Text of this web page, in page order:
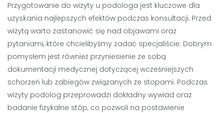
Przygotowanie do wizyty u podologa jest kluczowe dla
uzyskania najlepszych efektów podczas konsultacji. Przed
wizytą warto zastanowić się nad objawami oraz
pytaniami, które chcielibyśmy zadać specjaliście. Dobrym
pomysłem jest również przyniesienie ze sobą
dokumentacji medycznej dotyczącej wcześniejszych
schorzeń lub zabiegów związanych ze stopami. Podczas
wizyty podolog przeprowadzi dokładny wywiad oraz
badanie fizykalne stóp, co pozwoli na postawienie